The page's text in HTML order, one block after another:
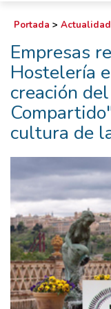
Portada > Actualidad
Empresas
Hostelería
creación
cultura de